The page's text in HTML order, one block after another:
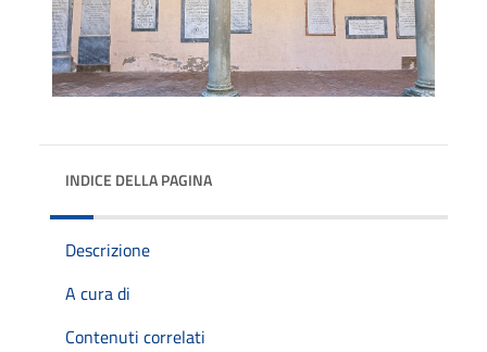
INDICE DELLA PAGINA
Descrizione
A cura di
Contenuti correlati